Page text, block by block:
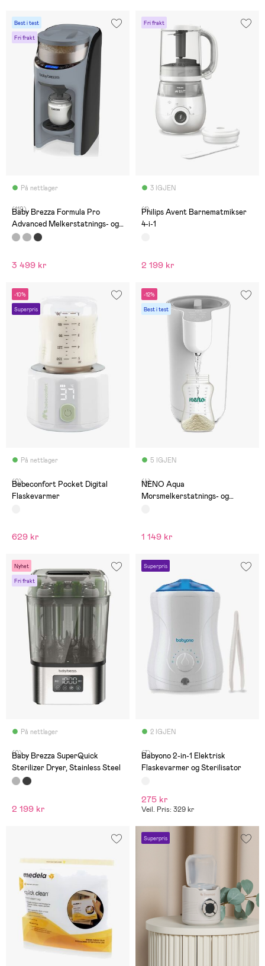
Best i test
Fri frakt
På nettlager
(119)
Baby Brezza Formula Pro
Advanced Melkerstatnings- og
Vellingmaskin, Slate
3 499 kr
Fri frakt
3 IGJEN
(1)
Philips Avent Barnematmikser
4-i-1
2 199 kr
-10%
Superpris
På nettlager
(0)
Bebeconfort Pocket Digital
Flaskevarmer
629 kr
-12%
Best i test
5 IGJEN
(4)
NENO Aqua
Morsmelkerstatnings- og
1 149 kr
Nyhet
Fri frakt
På nettlager
(0)
Baby Brezza SuperQuick
Sterilizer Dryer, Stainless Steel
2 199 kr
Superpris
2 IGJEN
(7)
Babyono 2-in-1 Elektrisk
Flaskevarmer og Sterilisator
275 kr
Veil. Pris: 329 kr
Superpris